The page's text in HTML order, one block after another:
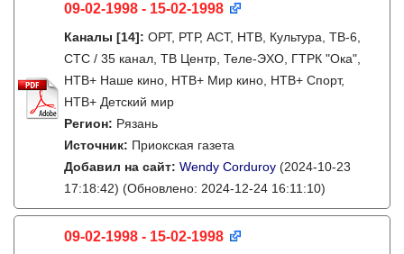
09-02-1998 - 15-02-1998
Каналы [14]: ОРТ, РТР, АСТ, НТВ, Культура, ТВ-6,
СТС / 35 канал, ТВ Центр, Теле-ЭХО, ГТРК "Ока",
НТВ+ Наше кино, НТВ+ Мир кино, НТВ+ Спорт,
НТВ+ Детский мир
Регион: Рязань
Источник: Приокская газета
Добавил на сайт: Wendy Corduroy (2024-10-23
17:18:42) (Обновлено: 2024-12-24 16:11:10)
09-02-1998 - 15-02-1998